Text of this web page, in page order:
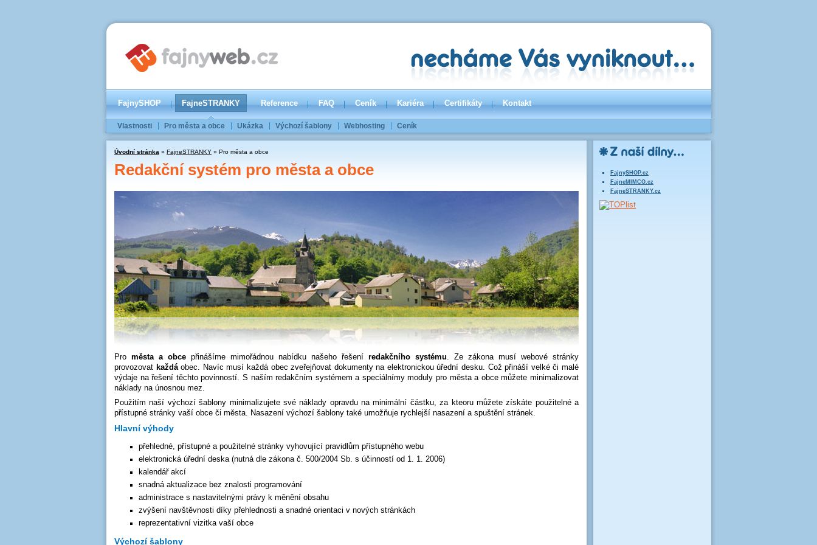
FajnySHOP FajneSTRANKY Reference FAQ Ceník Kariéra Certifikáty Kontakt
Vlastnosti Pro města a obce Ukázka Výchozí šablony Webhosting Ceník
Úvodní stránka » FajneSTRANKY » Pro města a obce
Redakční systém pro města a obce
Pro města a obce přinášíme mimořádnou nabídku našeho řešení redakčního systému. Ze zákona musí webové stránky
provozovat každáobec. Navíc musí každá obec zveřejňovat dokumenty na elektronickou úřední desku. Což přináší velké či malé
výdaje na řešení těchto povinností. S naším redakčním systémem a speciálnímy moduly pro města a obce můžete minimalizovat
náklady na únosnou mez.
Použitím naší výchozí šablony minimalizujete své náklady opravdu na minimální částku, za kteoru můžete získáte použitelné a
přístupné stránky vaší obce či města. Nasazení výchozí šablony také umožňuje rychlejší nasazení a spuštění stránek.
Hlavní výhody
přehledné, přístupné a použitelné stránky vyhovující pravidlům přístupného webu
elektronická úřední deska (nutná dle zákona č. 500/2004 Sb. s účinností od 1. 1. 2006)
kalendář akcí
snadná aktualizace bez znalosti programování
administrace s nastavitelnými právy k měnění obsahu
zvýšení navštěvnosti díky přehlednosti a snadné orientaci v nových stránkách
reprezentativní vizitka vaší obce
Výchozí šablony
FajnySHOP.cz
FajneMIMCO.cz
FajneSTRANKY.cz